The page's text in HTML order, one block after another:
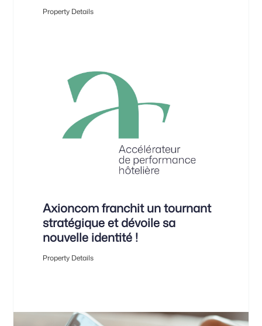
Property Details
Axioncom franchit un tournant
stratégique et dévoile sa
nouvelle identité !
Property Details